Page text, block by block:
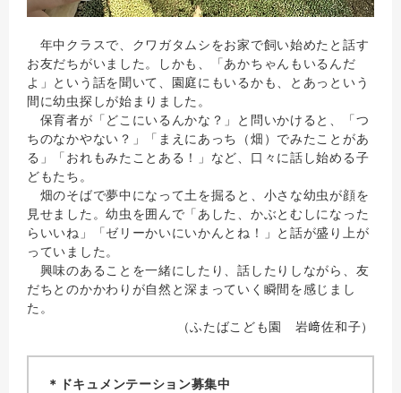
年中クラスで、クワガタムシをお家で飼い始めたと話す
お友だちがいました。しかも、「あかちゃんもいるんだ
よ」という話を聞いて、園庭にもいるかも、とあっという
間に幼虫探しが始まりました。
保育者が「どこにいるんかな？」と問いかけると、「つ
ちのなかやない？」「まえにあっち（畑）でみたことがあ
る」「おれもみたことある！」など、口々に話し始める子
どもたち。
畑のそばで夢中になって土を掘ると、小さな幼虫が顔を
見せました。幼虫を囲んで「あした、かぶとむしになった
らいいね」「ゼリーかいにいかんとね！」と話が盛り上が
っていました。
興味のあることを一緒にしたり、話したりしながら、友
だちとのかかわりが自然と深まっていく瞬間を感じまし
た。
（ふたばこども園 岩﨑佐和子）
＊ドキュメンテーション募集中